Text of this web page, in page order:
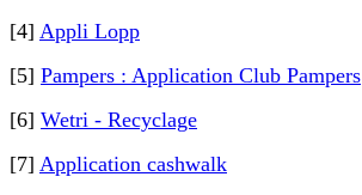
[4] Appli Lopp
[5] Pampers : Application Club Pampers
[6] Wetri - Recyclage
[7] Application cashwalk